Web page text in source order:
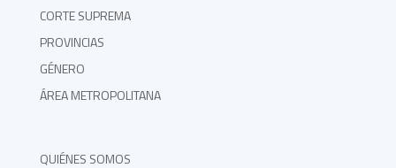
CORTE SUPREMA
PROVINCIAS
GÉNERO
ÁREA METROPOLITANA
QUIÉNES SOMOS